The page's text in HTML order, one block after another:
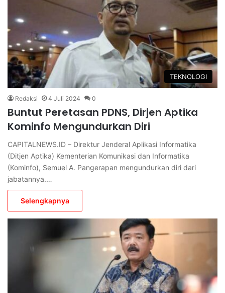
TEKNOLOGI
Redaksi 4 Juli 2024 0
Buntut Peretasan PDNS, Dirjen Aptika
Kominfo Mengundurkan Diri
CAPITALNEWS.ID – Direktur Jenderal Aplikasi Informatika
(Ditjen Aptika) Kementerian Komunikasi dan Informatika
(Kominfo), Semuel A. Pangerapan mengundurkan diri dari
jabatannya.…
Selengkapnya